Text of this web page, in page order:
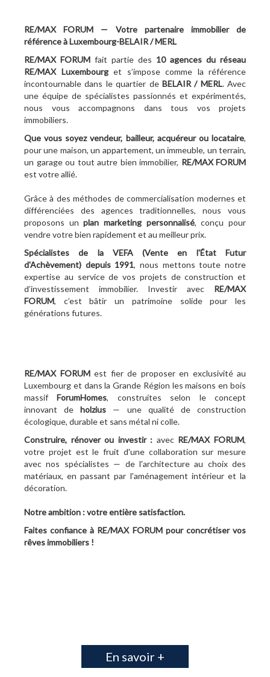
RE/MAX FORUM — Votre partenaire immobilier de
référence à Luxembourg-BELAIR / MERL
RE/MAX FORUM fait partie des 10agences du réseau
RE/MAX Luxembourget s’impose comme la référence
incontournable dans le quartier de BELAIR / MERL. Avec
une équipe de spécialistes passionnés et expérimentés,
nous vous accompagnons dans tous vos projets
immobiliers.
Que vous soyez vendeur, bailleur, acquéreur ou locataire,
pour une maison, un appartement, un immeuble, un terrain,
un garage ou tout autre bien immobilier, RE/MAX FORUM
est votre allié.
Grâce à des méthodes de commercialisation modernes et
différenciées des agences traditionnelles, nous vous
proposons unplan marketing personnalisé, conçu pour
vendre votre bien rapidement et au meilleur prix.
Spécialistes de la VEFA (Vente en l'État Futur
d'Achèvement) depuis 1991, nous mettons toute notre
expertise au service de vos projets de construction et
d’investissement immobilier. Investir avec RE/MAX
FORUM, c’est bâtir un patrimoine solide pour les
générations futures.
RE/MAX FORUMest fier de proposer en exclusivité au
Luxembourg et dans la Grande Région les maisons en bois
massifForumHomes, construites selon le concept
innovant deholzius — une qualité de construction
écologique, durable et sans métal ni colle.
Construire, rénover ou investir : avec RE/MAX FORUM,
votre projet est le fruit d'une collaboration sur mesure
avec nos spécialistes — de l'architecture au choix des
matériaux, en passant par l'aménagement intérieur et la
décoration.
Notre ambition : votre entière satisfaction.
Faites confiance à RE/MAX FORUM pour concrétiser vos
rêves immobiliers !
En savoir +